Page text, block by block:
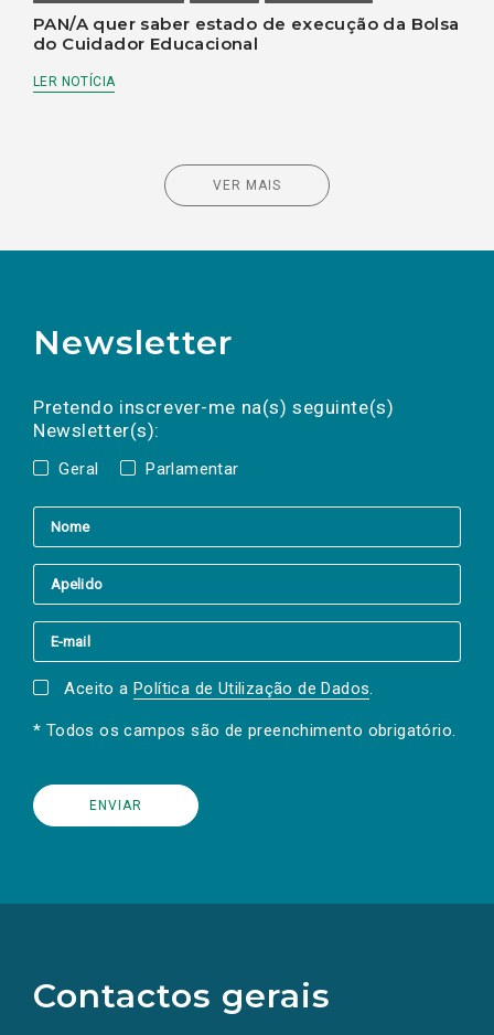
PAN/A quer saber estado de execução da Bolsa
do Cuidador Educacional
LER NOTÍCIA
VER MAIS
Newsletter
Pretendo inscrever-me na(s) seguinte(s)
Newsletter(s):
Geral Parlamentar
a(s) newsletter(s).
mail
Aceito a Política de Utilização de Dados.
* Todos os campos são de preenchimento obrigatório.
Contactos gerais
redes
sociais